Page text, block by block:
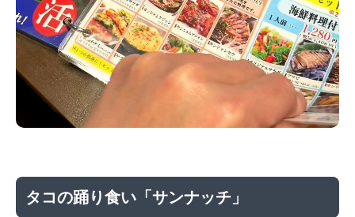
タコの踊り食い「サンナッチ」